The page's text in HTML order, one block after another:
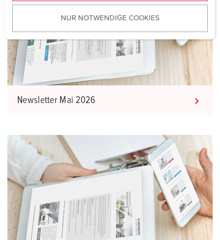
u
w
a
h
NUR NOTWENDIGE COOKIES
Newsletter Mai 2026